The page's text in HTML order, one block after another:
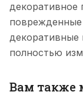
декоративное
декоративные
полностью
Вам также